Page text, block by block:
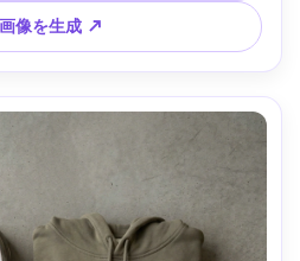
像を生成 ↗